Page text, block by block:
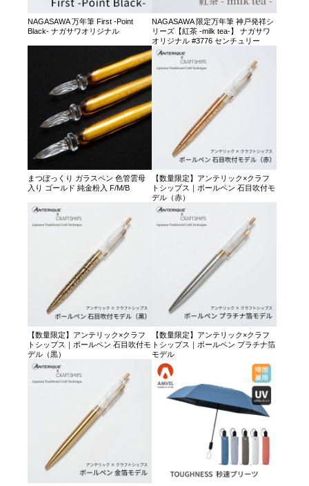
NAGASAWA 万年筆 First -Point
Black- ナガサワオリジナル
NAGASAWA 限定万年筆 神戸発祥シ
リーズ【紅茶 -milk tea-】 ナガサワ
オリジナル #3776 センチュリー
まつぼっくり ガラスペン 色管雲母
入り ゴールド 純金粉入 F/M/B
【数量限定】アンテリック×クラフ
トシップス｜ボールペン 石目吹付モ
デル（赤）
【数量限定】アンテリック×クラフ
トシップス｜ボールペン 石目吹付モ
デル（黒）
【数量限定】アンテリック×クラフ
トシップス｜ボールペン プラチナ箔
モデル